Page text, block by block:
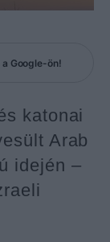
Google-ön!
katonai
Arab
idején –